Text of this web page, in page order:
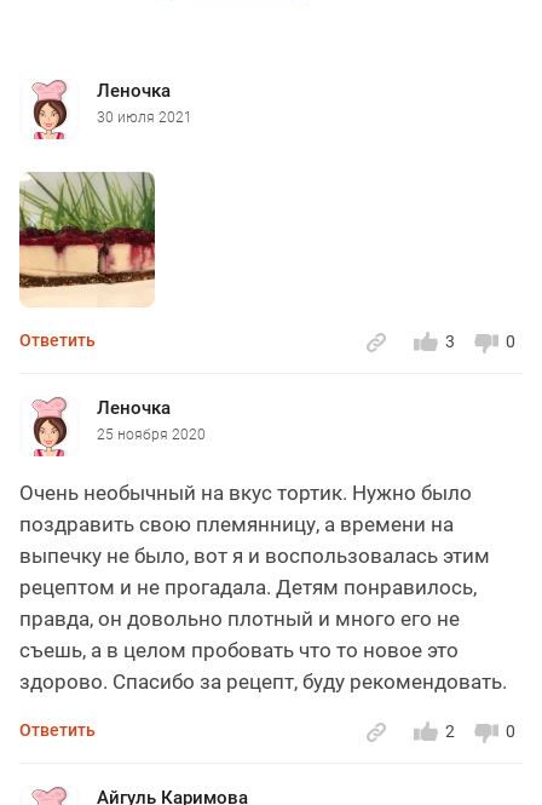
Леночка
30 июля 2021
0
3
Ответить
Леночка
25 ноября 2020
Очень необычный на вкус тортик. Нужно было
поздравить свою племянницу, а времени на
выпечку не было, вот я и воспользовалась этим
рецептом и не прогадала. Детям понравилось,
правда, он довольно плотный и много его не
съешь, а в целом пробовать что то новое это
здорово. Спасибо за рецепт, буду рекомендовать.
0
2
Ответить
Айгуль Каримова